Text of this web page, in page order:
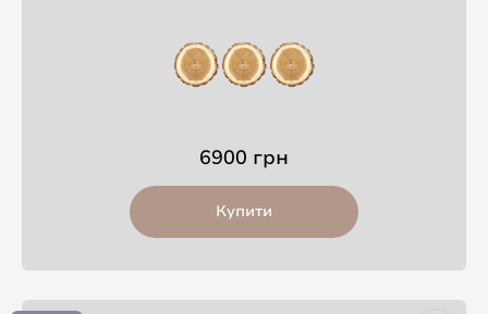
6900 грн
Купити